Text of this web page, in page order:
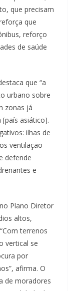
que precisam
que
reforço
de saúde
que “a
urbano sobre
zonas já
asiático].
ilhas de
ventilação
defende
e
Plano Diretor
altos,
terrenos
vertical se
por
afirma. O
de moradores